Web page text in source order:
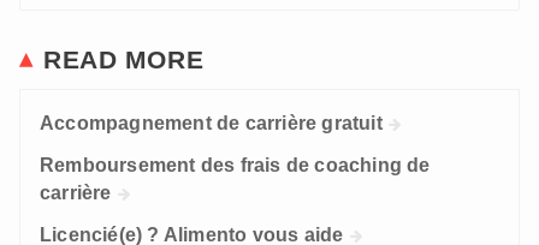
READ MORE
Accompagnement de carrière gratuit
Remboursement des frais de coaching de
carrière
Licencié(e) ? Alimento vous aide